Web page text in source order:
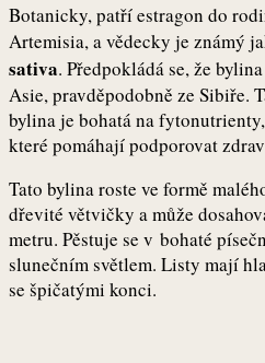
Botanicky, patří estragon do
Artemisia, a vědecky je známý
sativa. Předpokládá se, že
Asie, pravděpodobně ze Sibiře.
bylina je bohatá na
které pomáhají podporovat
Tato bylina roste ve formě
dřevité větvičky a může
metru. Pěstuje se v bohaté
slunečním světlem. Listy mají
se špičatými konci.